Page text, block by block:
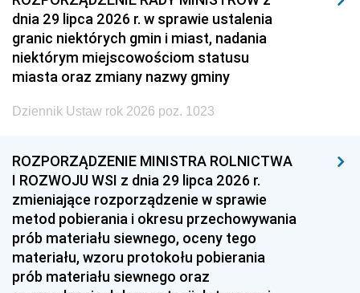
dnia 29 lipca 2026 r. w sprawie ustalenia
granic niektórych gmin i miast, nadania
niektórym miejscowościom statusu
miasta oraz zmiany nazwy gminy
Dziennik Ustaw rok 2026 poz. 1023
ROZPORZĄDZENIE MINISTRA ROLNICTWA
I ROZWOJU WSI z dnia 29 lipca 2026 r.
zmieniające rozporządzenie w sprawie
metod pobierania i okresu przechowywania
prób materiału siewnego, oceny tego
materiału, wzoru protokołu pobierania
prób materiału siewnego oraz